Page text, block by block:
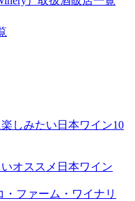
しみたい日本ワイン10
オススメ日本ワイン
ファーム・ワイナリ